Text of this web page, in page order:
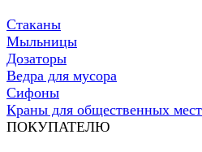
Стаканы
Мыльницы
Дозаторы
Ведра для мусора
Сифоны
Краны для общественных мест
ПОКУПАТЕЛЮ